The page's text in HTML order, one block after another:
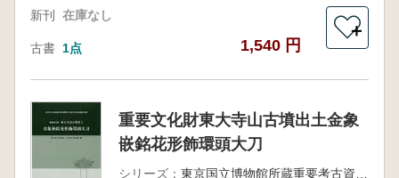
新刊 在庫なし
古書 1点 1,540 円
＋
重要文化財東大寺山古墳出土金象
嵌銘花形飾環頭大刀
シリーズ： 東京国立博物館所蔵重要考古資料学術調査報告書